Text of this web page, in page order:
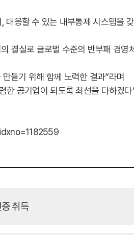
응할 수 있는 내부통제 시스템을
결실로 글로벌 수준의 반부패 경
들기 위해 함께 노력한 결과”라며
한 공기업이 되도록 최선을 다하겠다
취득